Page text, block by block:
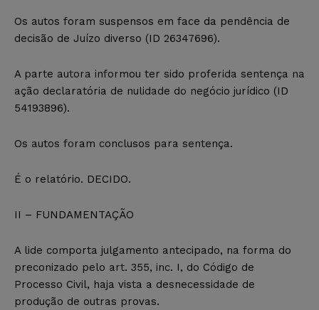
Os autos foram suspensos em face da pendência de
decisão de Juízo diverso (ID 26347696).
A parte autora informou ter sido proferida sentença na
ação declaratória de nulidade do negócio jurídico (ID
54193896).
Os autos foram conclusos para sentença.
É o relatório. DECIDO.
II – FUNDAMENTAÇÃO
A lide comporta julgamento antecipado, na forma do
preconizado pelo art. 355, inc. I, do Código de
Processo Civil, haja vista a desnecessidade de
produção de outras provas.